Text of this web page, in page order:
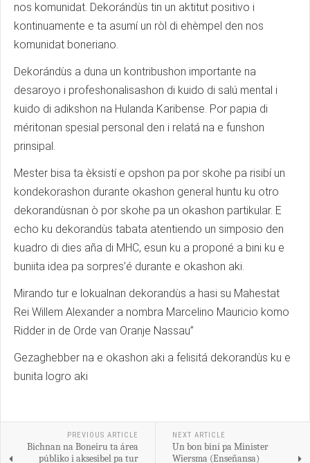
nos komunidat. Dekorándùs tin un aktitut positivo i
kontinuamente e ta asumí un ròl di ehèmpel den nos
komunidat boneriano.
Dekorándùs a duna un kontribushon importante na
desaroyo i profeshonalisashon di kuido di salú mental i
kuido di adikshon na Hulanda Karibense. Por papia di
méritonan spesial personal den i relatá na e funshon
prinsipal.
Mester bisa ta èksistí e opshon pa por skohe pa risibí un
kondekorashon durante okashon general huntu ku otro
dekorandùsnan ò por skohe pa un okashon partikular. E
echo ku dekorandùs tabata atentiendo un simposio den
kuadro di dies aña di MHC, esun ku a proponé a bini ku e
buniita idea pa sorpres’é durante e okashon aki.
Mirando tur e lokualnan dekorandùs a hasi su Mahestat
Rei Willem Alexander a nombra Marcelino Mauricio komo
Ridder in de Orde van Oranje Nassau”
Gezaghebber na e okashon aki a felisitá dekorandùs ku e
bunita logro aki
PREVIOUS ARTICLE
Bichnan na Boneiru ta área
públiko i aksesibel pa tur
NEXT ARTICLE
Un bon biní pa Minister
Wiersma (Enseñansa)